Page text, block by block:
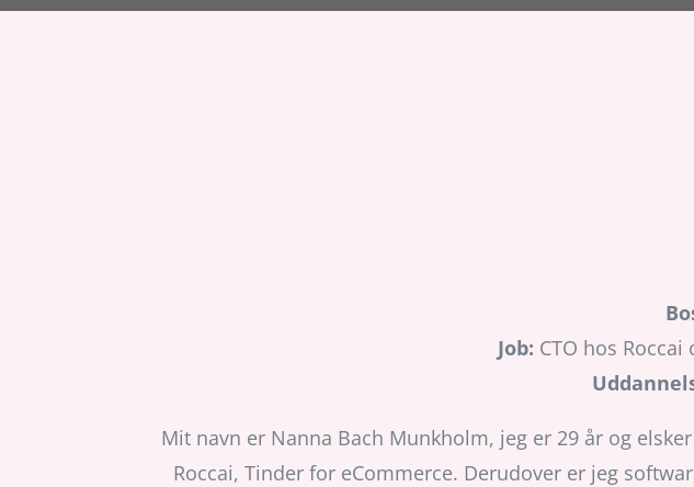
Job: CTO hos
Mit navn er Nanna Bach Munkholm, jeg er 29 år og
Roccai, Tinder for eCommerce. Derudover er jeg